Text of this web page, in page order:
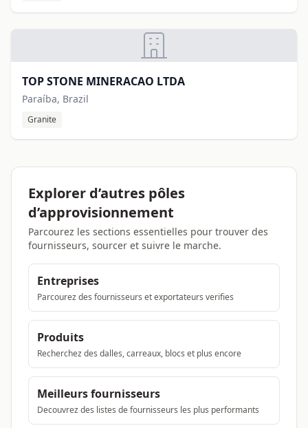
TOP STONE MINERACAO LTDA
Paraíba, Brazil
Granite
Explorer d’autres pôles
d’approvisionnement
Parcourez les sections essentielles pour trouver des
fournisseurs, sourcer et suivre le marche.
Entreprises
Parcourez des fournisseurs et exportateurs verifies
Produits
Recherchez des dalles, carreaux, blocs et plus encore
Meilleurs fournisseurs
Decouvrez des listes de fournisseurs les plus performants